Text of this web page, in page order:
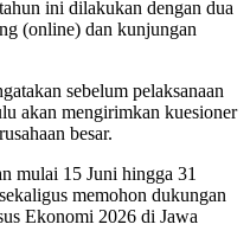
ini dilakukan dengan dua
(online) dan kunjungan
sebelum pelaksanaan
akan mengirimkan kuesioner
besar.
mulai 15 Juni hingga 31
memohon dukungan
Ekonomi 2026 di Jawa